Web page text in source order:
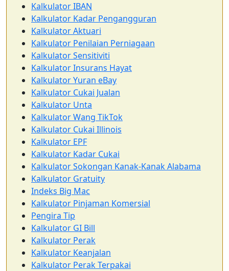
Kalkulator IBAN
Kalkulator Kadar Pengangguran
Kalkulator Aktuari
Kalkulator Penilaian Perniagaan
Kalkulator Sensitiviti
Kalkulator Insurans Hayat
Kalkulator Yuran eBay
Kalkulator Cukai Jualan
Kalkulator Unta
Kalkulator Wang TikTok
Kalkulator Cukai Illinois
Kalkulator EPF
Kalkulator Kadar Cukai
Kalkulator Sokongan Kanak-Kanak Alabama
Kalkulator Gratuity
Indeks Big Mac
Kalkulator Pinjaman Komersial
Pengira Tip
Kalkulator GI Bill
Kalkulator Perak
Kalkulator Keanjalan
Kalkulator Perak Terpakai